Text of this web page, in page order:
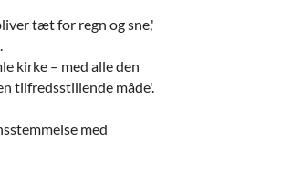
tæt for regn og sne,'
kirke – med alle den
tilfredsstillende måde'.
med